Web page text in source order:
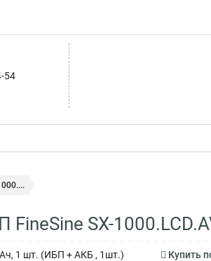
54
SX-
1 шт. (ИБП + АКБ , 1шт.) Купить